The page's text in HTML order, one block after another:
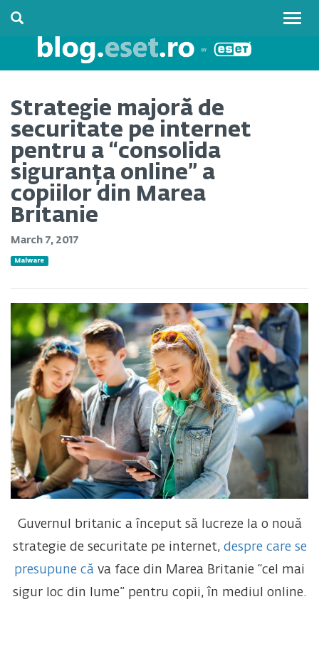
Strategie majoră de
securitate pe internet
pentru a “consolida
siguranța online” a
copiilor din Marea
Britanie
March 7, 2017
Malware
Guvernul britanic a început să lucreze la o nouă
strategie de securitate pe internet, despre care se
presupune că va face din Marea Britanie “cel mai
sigur loc din lume” pentru copii, în mediul online.